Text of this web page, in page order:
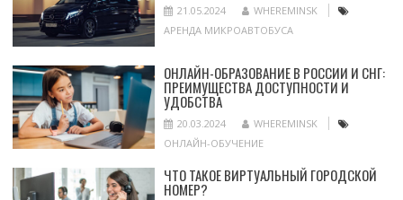
21.05.2024
WHEREMINSK
АРЕНДА МИКРОАВТОБУСА
ОНЛАЙН-ОБРАЗОВАНИЕ В РОССИИ И СНГ:
ПРЕИМУЩЕСТВА ДОСТУПНОСТИ И
УДОБСТВА
20.03.2024
WHEREMINSK
ОНЛАЙН-ОБУЧЕНИЕ
ЧТО ТАКОЕ ВИРТУАЛЬНЫЙ ГОРОДСКОЙ
НОМЕР?